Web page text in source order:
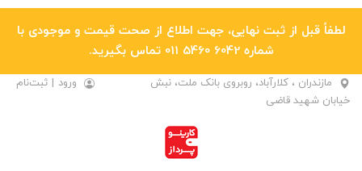
لطفاً قبل از ثبت نهایی، جهت اطلاع از صحت قیمت و موجودی با
شماره 6042 5460 011 تماس بگیرید.
مازندران ، کلارآباد، روبروی بانک ملت، نبش
خیابان شهید قاضی
ورود | ثبت‌نام